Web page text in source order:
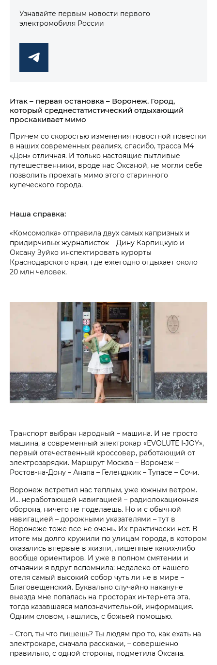
Узнавайте первым новости первого
электромобиля России
Итак – первая остановка – Воронеж. Город,
который среднестатистический отдыхающий
проскакивает мимо
Причем со скоростью изменения новостной повестки
в наших современных реалиях, спасибо, трасса М4
«Дон» отличная. И только настоящие пытливые
путешественники, вроде нас Оксаной, не могли себе
позволить проехать мимо этого старинного
купеческого города.
Наша справка:
«Комсомолка» отправила двух самых капризных и
придирчивых журналисток – Дину Карпицкую и
Оксану Зуйко инспектировать курорты
Краснодарского края, где ежегодно отдыхает около
20 млн человек.
Транспорт выбран народный – машина. И не просто
машина, а современный электрокар «EVOLUTE I-JOY»,
первый отечественный кроссовер, работающий от
электрозарядки. Маршрут Москва – Воронеж –
Ростов-на-Дону – Анапа – Геленджик – Тупасе – Сочи.
Воронеж встретил нас теплым, уже южным ветром.
И… неработающей навигацией – радиолокационная
оборона, ничего не поделаешь. Но и с обычной
навигацией – дорожными указателями – тут в
Воронеже тоже все не очень. Их практически нет. В
итоге мы долго кружили по улицам города, в котором
оказались впервые в жизни, лишенные каких-либо
вообще ориентиров. И уже в полном смятении и
отчаянии я вдруг вспомнила: недалеко от нашего
отеля самый высокий собор чуть ли не в мире –
Благовещенский. Буквально случайно накануне
выезда мне попалась на просторах интернета эта,
тогда казавшаяся малозначительной, информация.
Одним словом, нашлись, с божьей помощью.
– Стоп, ты что пишешь? Ты людям про то, как ехать на
электрокаре, сначала расскажи, – совершенно
правильно, с одной стороны, подметила Оксана.